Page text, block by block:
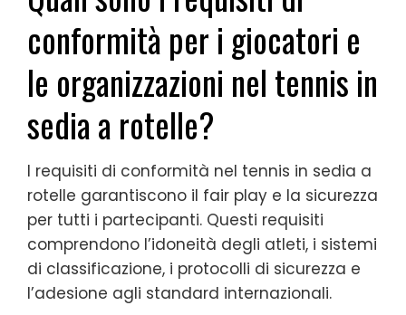
conformità per i giocatori e
le organizzazioni nel tennis in
sedia a rotelle?
I requisiti di conformità nel tennis in sedia a
rotelle garantiscono il fair play e la sicurezza
per tutti i partecipanti. Questi requisiti
comprendono l’idoneità degli atleti, i sistemi
di classificazione, i protocolli di sicurezza e
l’adesione agli standard internazionali.